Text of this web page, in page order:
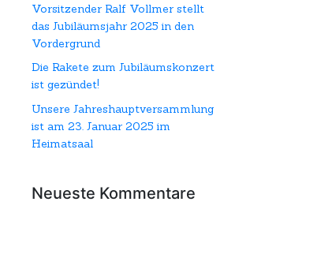
Vorsitzender Ralf Vollmer stellt
das Jubiläumsjahr 2025 in den
Vordergrund
Die Rakete zum Jubiläumskonzert
ist gezündet!
Unsere Jahreshauptversammlung
ist am 23. Januar 2025 im
Heimatsaal
Neueste Kommentare